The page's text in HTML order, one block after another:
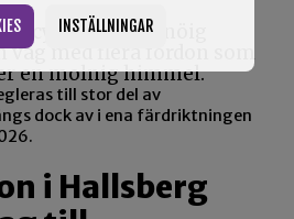
INSTÄLLNINGAR
till stor del av
dock av i ena färdriktningen
i Hallsberg